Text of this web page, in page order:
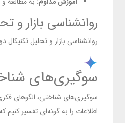
روانشناسی بازار و
روانشناسی بازار و تحلیل
سوگیری‌های
سوگیری‌های شناختی، الگوهای
اطلاعات را به گونه‌ای تفسیر